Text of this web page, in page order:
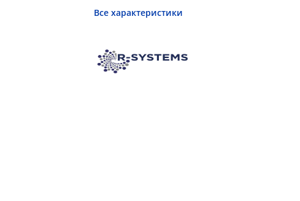
Все характеристики